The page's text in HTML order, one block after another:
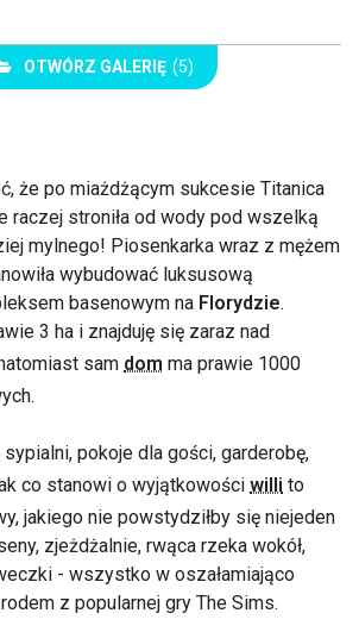
OTWÓRZ GALERIĘ (5)
że po miażdżącym sukcesie Titanica
raczej stroniła od wody pod wszelką
mylnego! Piosenkarka wraz z mężem
wybudować luksusową
basenowym na Florydzie.
3 ha i znajduję się zaraz nad
sam dom ma prawie 1000
pokoje dla gości, garderobę,
co stanowi o wyjątkowości willi to
jakiego nie powstydziłby się niejeden
zjeżdżalnie, rwąca rzeka wokół,
- wszystko w oszałamiająco
z popularnej gry The Sims.